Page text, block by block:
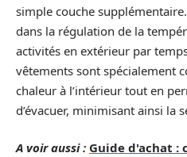
simple couche
dans la régulation de la
activités en extérieur par
vêtements sont spécialement
chaleur à l’intérieur tout en
d’évacuer, minimisant ainsi la
A voir aussi : Guide d'achat :